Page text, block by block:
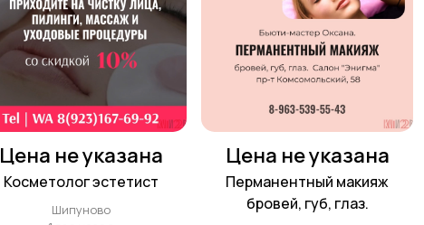
Цена не указана
Косметолог эстетист
Шипуново
Цена не указана
Перманентный макияж
бровей, губ, глаз.